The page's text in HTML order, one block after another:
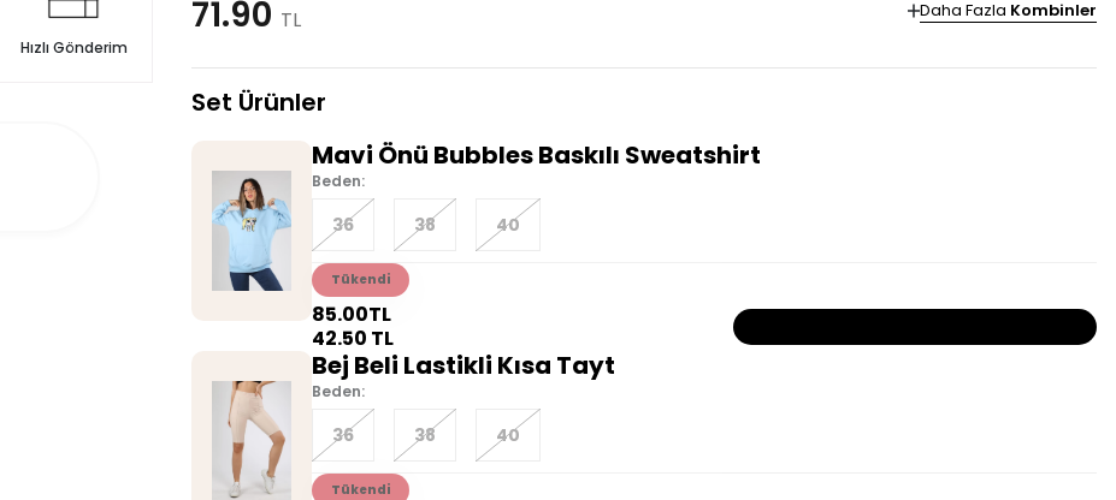
Hızlı Gönderim
71.90 TL Daha Fazla Kombinler
Set Ürünler
Mavi Önü Bubbles Baskılı Sweatshirt
Beden:
36 38 40
Tükendi
85.00TL
42.50 TL
Bej Beli Lastikli Kısa Tayt
Beden:
36 38 40
Tükendi